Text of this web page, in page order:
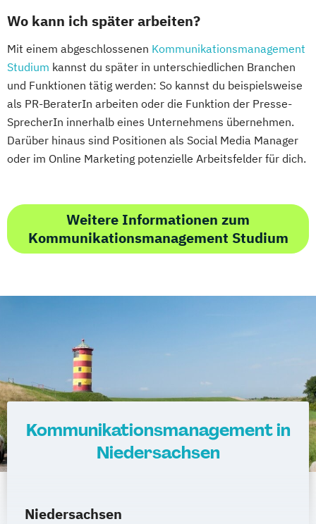
Wo kann ich später arbeiten?
Mit einem abgeschlossenen Kommunikationsmanagement
Studium kannst du später in unterschiedlichen Branchen
und Funktionen tätig werden: So kannst du beispielsweise
als PR-BeraterIn arbeiten oder die Funktion der Presse-
SprecherIn innerhalb eines Unternehmens übernehmen.
Darüber hinaus sind Positionen als Social Media Manager
oder im Online Marketing potenzielle Arbeitsfelder für dich.
Weitere Informationen zum
Kommunikationsmanagement Studium
Kommunikationsmanagement in
Niedersachsen
Niedersachsen